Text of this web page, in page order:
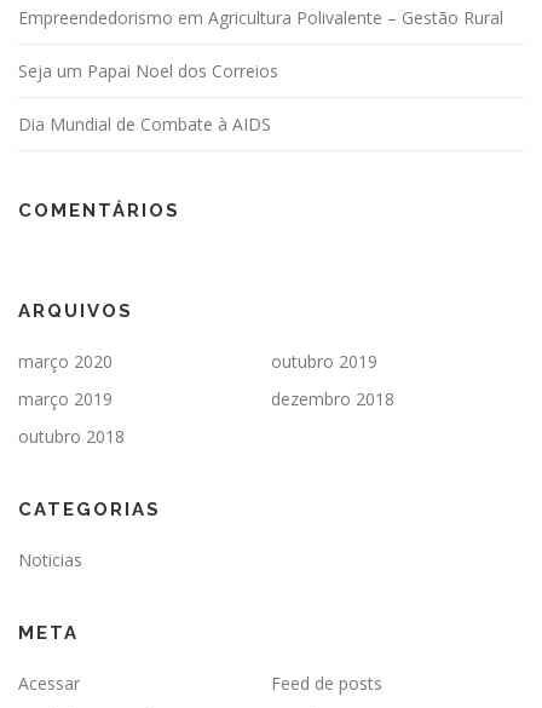
Empreendedorismo em Agricultura Polivalente – Gestão Rural
Seja um Papai Noel dos Correios
Dia Mundial de Combate à AIDS
COMENTÁRIOS
ARQUIVOS
março 2020
outubro 2019
março 2019
dezembro 2018
outubro 2018
CATEGORIAS
Noticias
META
Acessar
Feed de posts